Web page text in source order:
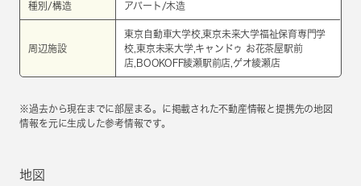
種別/構造 アパート/木造
周辺施設
東京自動車大学校,東京未来大学福祉保育専門学
校,東京未来大学,キャンドゥ お花茶屋駅前
店,BOOKOFF綾瀬駅前店,ゲオ綾瀬店
※過去から現在までに部屋まる。に掲載された不動産情報と提携先の地図
情報を元に生成した参考情報です。
地図